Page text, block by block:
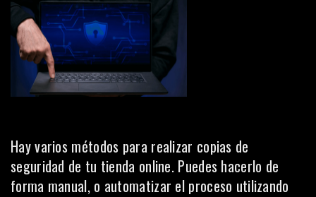
Hay varios métodos para realizar copias de
seguridad de tu tienda online. Puedes hacerlo de
forma manual, o automatizar el proceso utilizando